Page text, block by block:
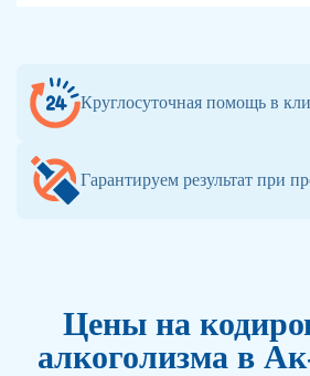
Круглосуточная помощь в
Гарантируем результат при
Цены на
алкоголизма в